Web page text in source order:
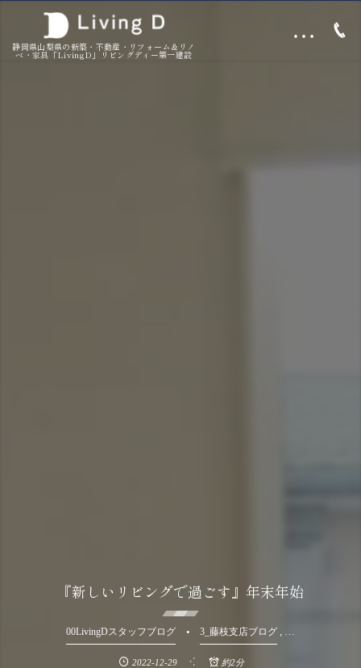
静岡県山梨県の新築・不動産・リフォーム＆リノ
ベ・家具「LivingD」リビングディー第一建設
…
『新しいリビングで過ごす』年末年始
00LivingDスタッフブログ 3_藤枝支店ブログ
2022-12-29 約2分